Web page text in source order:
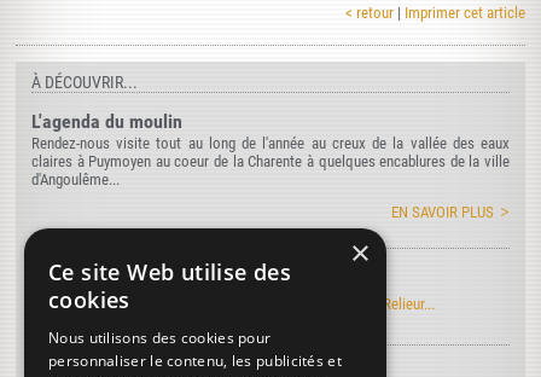
< retour | Imprimer cet article
À DÉCOUVRIR...
L'agenda du moulin
Rendez-nous visite tout au long de l'année au creux de la vallée des eaux
claires à Puymoyen au coeur de la Charente à quelques encablures de la ville
d'Angoulême...
EN SAVOIR PLUS
Manuel Roret du Relieur
Découvrez l'édition électronique du manuel Roret du Relieur...
×
Ce site Web utilise des
cookies
Nous utilisons des cookies pour
personnaliser le contenu, les publicités et